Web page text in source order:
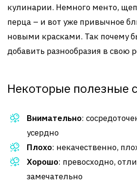
кулинарии. Немного менто,
перца – и вот уже привычное
новыми красками. Так почему
добавить разнообразия в свою
Некоторые полезные
Внимательно:
усердно
Плохо: некачественно,
Хорошо: превосходно,
замечательно